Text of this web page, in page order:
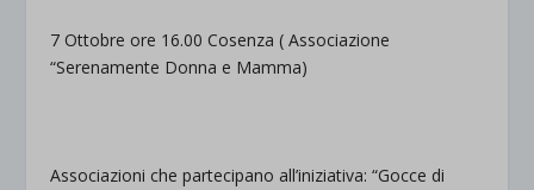
7 Ottobre ore 16.00 Cosenza ( Associazione
“Serenamente Donna e Mamma)
Associazioni che partecipano all’iniziativa:“Gocce di